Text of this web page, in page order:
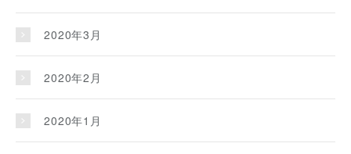
2020年3月
2020年2月
2020年1月